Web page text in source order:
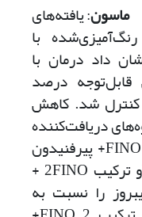
: یافته‌های
با
داد درمان با
درصد
کنترل شد. کاهش
دریافت‌کننده
2‌FINO‌، پیرفنیدون و ترکیب 2‌ ‌FINO+ پیرفنیدون
مشاهده شد‌. همچنین 2 ‌FINOو ترکیب 2‌‌FINO +
را نسبت به